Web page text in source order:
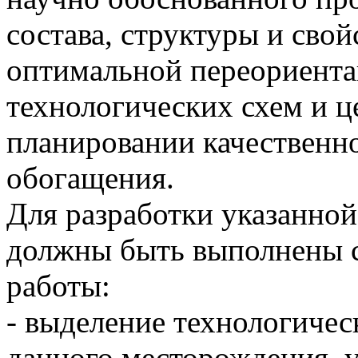
состава, структуры и
оптимальной
технологических схем и
планировании
обогащения.
Для разработки
должны быть выполнены
работы:
- выделение